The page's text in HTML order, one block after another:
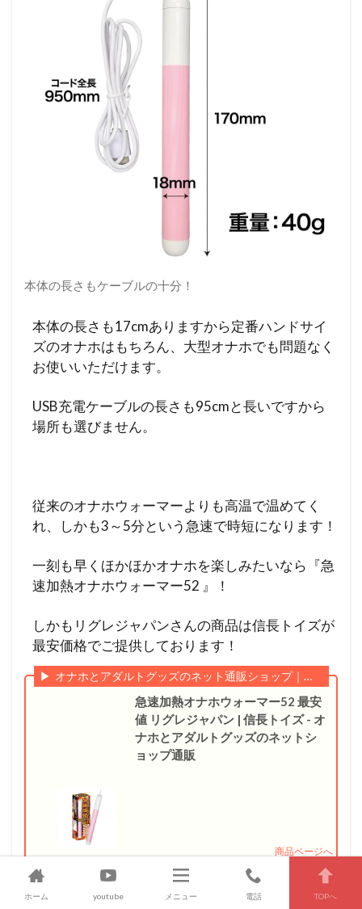
本体の長さもケーブルの十分！
本体の長さも17cmありますから定番ハンドサイ
ズのオナホはもちろん、大型オナホでも問題なく
お使いいただけます。
USB充電ケーブルの長さも95cmと長いですから
場所も選びません。
従来のオナホウォーマーよりも高温で温めてく
れ、しかも3～5分という急速で時短になります！
一刻も早くほかほかオナホを楽しみたいなら『急
速加熱オナホウォーマー52 』！
しかもリグレジャパンさんの商品は信長トイズが
最安価格でご提供しております！
オナホとアダルトグッズのネット通販ショップ｜信長トイズ
急速加熱オナホウォーマー52 最安
値 リグレジャパン | 信長トイズ - オ
ナホとアダルトグッズのネットシ
ョップ通販
ホーム youtube メニュー 電話 TOPへ